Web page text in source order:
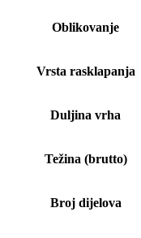
Oblikovanje
Vrsta rasklapanja
Duljina vrha
Težina (brutto)
Broj dijelova